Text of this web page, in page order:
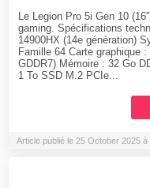
Le Legion Pro 5i Gen 10
gaming. Spécifications
14900HX (14e génération)
Famille 64 Carte
GDDR7) Mémoire : 32 Go
1 To SSD M.2 PCIe...
Article publié le 25 October 2025 à